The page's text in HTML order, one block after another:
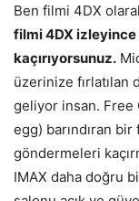
Ben filmi 4DX
filmi 4DX izleyince
kaçırıyorsunuz.
üzerinize fırlatılan
geliyor insan.
egg) barındıran
göndermeleri
IMAX daha doğru